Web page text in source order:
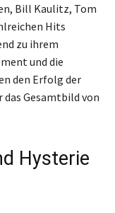
Bill Kaulitz, Tom
Hits
zu ihrem
und die
den Erfolg der
das Gesamtbild von
Hysterie